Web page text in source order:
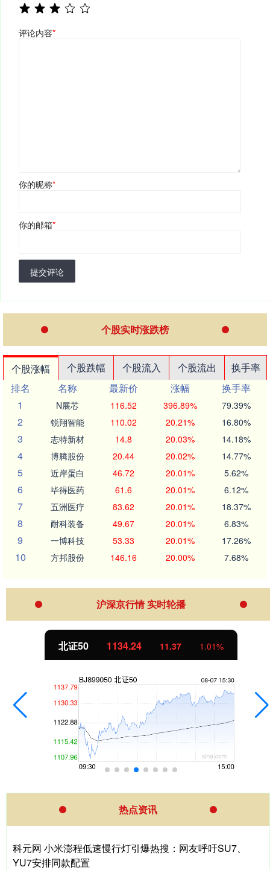
评论内容*
你的昵称*
你的邮箱*
提交评论
个股实时涨跌榜
个股涨幅 个股跌幅 个股流入 个股流出
换手率
排名
名称 最新价 涨幅
换手率
1
N展芯 116.52 396.89% 79.39%
2 锐翔智能 110.02 20.21% 16.80%
3 志特新材 14.8 20.03% 14.18%
4 博腾股份 20.44 20.02% 14.77%
5 近岸蛋白 46.72 20.01% 5.62%
6 毕得医药 61.6 20.01% 6.12%
7 五洲医疗 83.62 20.01% 18.37%
8 耐科装备 49.67 20.01% 6.83%
9 一博科技 53.33 20.01% 17.26%
10 方邦股份 146.16 20.00% 7.68%
沪深京行情 实时轮播
北证50 1134.24 11.37 1.01%
热点资讯
科元网 小米澎程低速慢行灯引爆热搜：网友呼吁SU7、
YU7安排同款配置